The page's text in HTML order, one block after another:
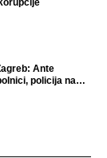
Ante
policija na